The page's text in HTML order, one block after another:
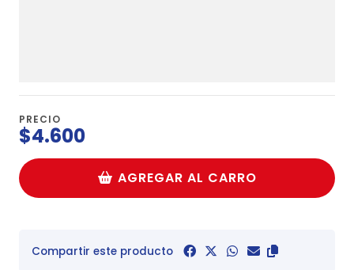
PRECIO
$4.600
AGREGAR AL CARRO
Compartir este producto